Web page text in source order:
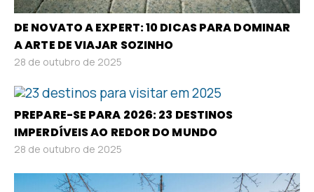
DE NOVATO A EXPERT: 10 DICAS PARA DOMINAR
A ARTE DE VIAJAR SOZINHO
28 de outubro de 2025
PREPARE-SE PARA 2026: 23 DESTINOS
IMPERDÍVEIS AO REDOR DO MUNDO
28 de outubro de 2025